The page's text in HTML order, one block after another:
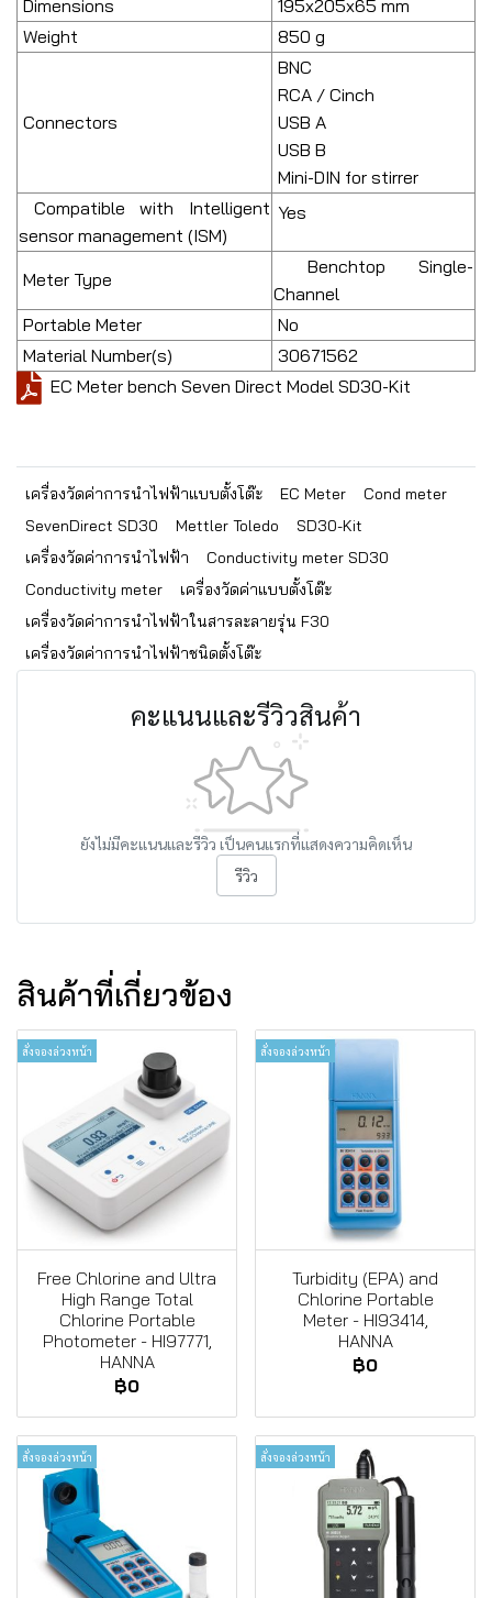
Dimensions
195x205x65 mm
Weight
850 g
Connectors
BNC
RCA / Cinch
USB A
USB B
Mini-DIN for stirrer
Compatible with Intelligent
sensor management (ISM)
Yes
Meter Type
Benchtop Single-
Channel
Portable Meter
No
Material Number(s)
30671562
EC Meter bench Seven Direct Model SD30-Kit
เครื่องวัดค่าการนำไฟฟ้าแบบตั้งโต๊ะ EC Meter
Cond meter
SevenDirect SD30
Mettler Toledo
SD30-Kit
เครื่องวัดค่าการนำไฟฟ้า
Conductivity meter SD30
Conductivity meter
เครื่องวัดค่าแบบตั้งโต๊ะ
เครื่องวัดค่าการนำไฟฟ้าในสารละลายรุ่น F30
เครื่องวัดค่าการนำไฟฟ้าชนิดตั้งโต๊ะ
คะแนนและรีวิวสินค้า
ยังไม่มีคะแนนและรีวิว เป็นคนแรกที่แสดงความคิดเห็น
รีวิว
สินค้าที่เกี่ยวข้อง
สั่งจองล่วงหน้า
Free Chlorine and Ultra
High Range Total
Chlorine Portable
Photometer - HI97771,
HANNA
฿0
สั่งจองล่วงหน้า
Turbidity (EPA) and
Chlorine Portable
Meter - HI93414,
HANNA
฿0
สั่งจองล่วงหน้า สั่งจองล่วงหน้า